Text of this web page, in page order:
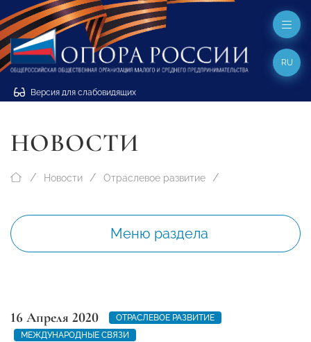
Версия для слабовидящих
RU
НОВОСТИ
Новости Отраслевое развитие
Меню раздела
16 Апреля 2020
ОТРАСЛЕВОЕ РАЗВИТИЕ
МЕЖДУНАРОДНЫЕ СВЯЗИ